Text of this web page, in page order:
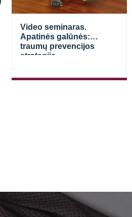
Video seminaras.
Apatinės galūnės:
traumų prevencijos
strategija.